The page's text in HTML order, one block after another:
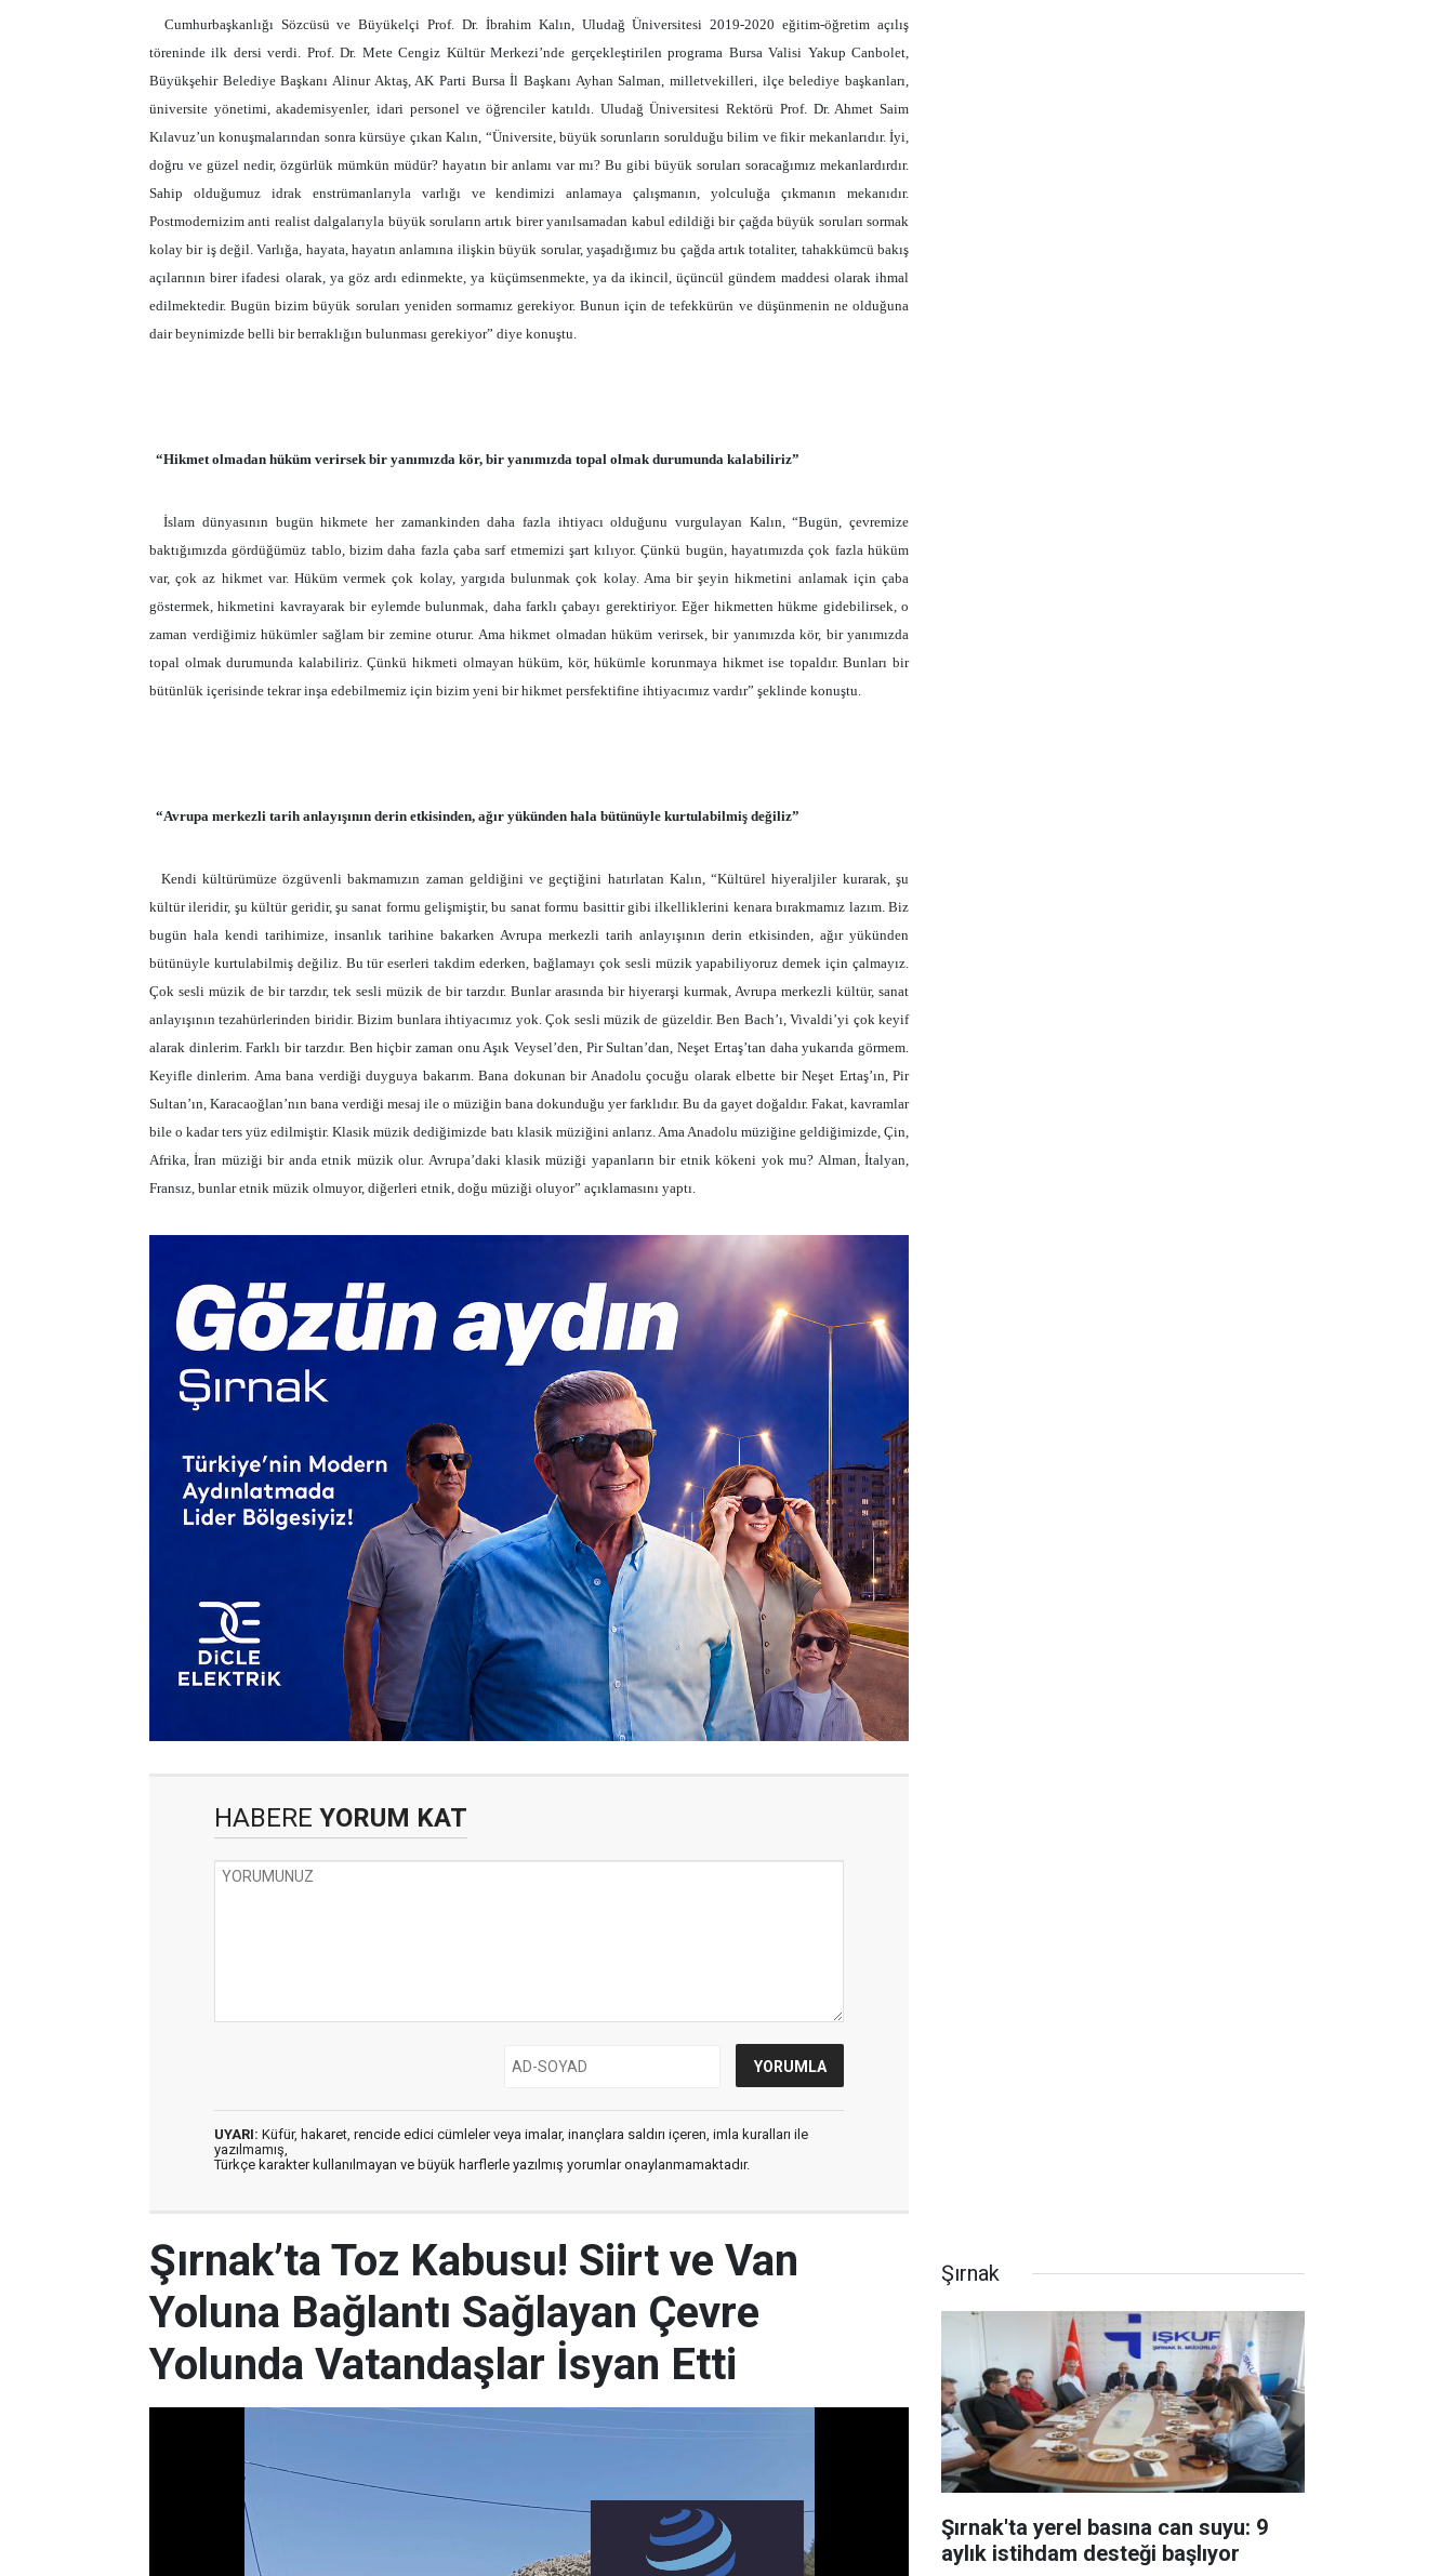
Cumhurbaşkanlığı Sözcüsü ve Büyükelçi Prof. Dr. İbrahim Kalın, Uludağ Üniversitesi 2019-2020 eğitim-öğretim açılış
töreninde ilk dersi verdi. Prof. Dr. Mete Cengiz Kültür Merkezi’nde gerçekleştirilen programa Bursa Valisi Yakup Canbolet,
Büyükşehir Belediye Başkanı Alinur Aktaş, AK Parti Bursa İl Başkanı Ayhan Salman, milletvekilleri, ilçe belediye başkanları,
üniversite yönetimi, akademisyenler, idari personel ve öğrenciler katıldı. Uludağ Üniversitesi Rektörü Prof. Dr. Ahmet Saim
Kılavuz’un konuşmalarından sonra kürsüye çıkan Kalın, “Üniversite, büyük sorunların sorulduğu bilim ve fikir mekanlarıdır. İyi,
doğru ve güzel nedir, özgürlük mümkün müdür? hayatın bir anlamı var mı? Bu gibi büyük soruları soracağımız mekanlardırdır.
Sahip olduğumuz idrak enstrümanlarıyla varlığı ve kendimizi anlamaya çalışmanın, yolculuğa çıkmanın mekanıdır.
Postmodernizim anti realist dalgalarıyla büyük soruların artık birer yanılsamadan kabul edildiği bir çağda büyük soruları sormak
kolay bir iş değil. Varlığa, hayata, hayatın anlamına ilişkin büyük sorular, yaşadığımız bu çağda artık totaliter, tahakkümcü bakış
açılarının birer ifadesi olarak, ya göz ardı edinmekte, ya küçümsenmekte, ya da ikincil, üçüncül gündem maddesi olarak ihmal
edilmektedir. Bugün bizim büyük soruları yeniden sormamız gerekiyor. Bunun için de tefekkürün ve düşünmenin ne olduğuna
dair beynimizde belli bir berraklığın bulunması gerekiyor” diye konuştu.
“Hikmet olmadan hüküm verirsek bir yanımızda kör, bir yanımızda topal olmak durumunda kalabiliriz”
İslam dünyasının bugün hikmete her zamankinden daha fazla ihtiyacı olduğunu vurgulayan Kalın, “Bugün, çevremize
baktığımızda gördüğümüz tablo, bizim daha fazla çaba sarf etmemizi şart kılıyor. Çünkü bugün, hayatımızda çok fazla hüküm
var, çok az hikmet var. Hüküm vermek çok kolay, yargıda bulunmak çok kolay. Ama bir şeyin hikmetini anlamak için çaba
göstermek, hikmetini kavrayarak bir eylemde bulunmak, daha farklı çabayı gerektiriyor. Eğer hikmetten hükme gidebilirsek, o
zaman verdiğimiz hükümler sağlam bir zemine oturur. Ama hikmet olmadan hüküm verirsek, bir yanımızda kör, bir yanımızda
topal olmak durumunda kalabiliriz. Çünkü hikmeti olmayan hüküm, kör, hükümle korunmaya hikmet ise topaldır. Bunları bir
bütünlük içerisinde tekrar inşa edebilmemiz için bizim yeni bir hikmet persfektifine ihtiyacımız vardır” şeklinde konuştu.
“Avrupa merkezli tarih anlayışının derin etkisinden, ağır yükünden hala bütünüyle kurtulabilmiş değiliz”
Kendi kültürümüze özgüvenli bakmamızın zaman geldiğini ve geçtiğini hatırlatan Kalın, “Kültürel hiyeraljiler kurarak, şu
kültür ileridir, şu kültür geridir, şu sanat formu gelişmiştir, bu sanat formu basittir gibi ilkelliklerini kenara bırakmamız lazım. Biz
bugün hala kendi tarihimize, insanlık tarihine bakarken Avrupa merkezli tarih anlayışının derin etkisinden, ağır yükünden
bütünüyle kurtulabilmiş değiliz. Bu tür eserleri takdim ederken, bağlamayı çok sesli müzik yapabiliyoruz demek için çalmayız.
Çok sesli müzik de bir tarzdır, tek sesli müzik de bir tarzdır. Bunlar arasında bir hiyerarşi kurmak, Avrupa merkezli kültür, sanat
anlayışının tezahürlerinden biridir. Bizim bunlara ihtiyacımız yok. Çok sesli müzik de güzeldir. Ben Bach’ı, Vivaldi’yi çok keyif
alarak dinlerim. Farklı bir tarzdır. Ben hiçbir zaman onu Aşık Veysel’den, Pir Sultan’dan, Neşet Ertaş’tan daha yukarıda görmem.
Keyifle dinlerim. Ama bana verdiği duyguya bakarım. Bana dokunan bir Anadolu çocuğu olarak elbette bir Neşet Ertaş’ın, Pir
Sultan’ın, Karacaoğlan’nın bana verdiği mesaj ile o müziğin bana dokunduğu yer farklıdır. Bu da gayet doğaldır. Fakat, kavramlar
bile o kadar ters yüz edilmiştir. Klasik müzik dediğimizde batı klasik müziğini anlarız. Ama Anadolu müziğine geldiğimizde, Çin,
Afrika, İran müziği bir anda etnik müzik olur. Avrupa’daki klasik müziği yapanların bir etnik kökeni yok mu? Alman, İtalyan,
Fransız, bunlar etnik müzik olmuyor, diğerleri etnik, doğu müziği oluyor” açıklamasını yaptı.
HABERE YORUM KAT
UYARI: Küfür, hakaret, rencide edici cümleler veya imalar, inançlara saldırı içeren, imla kuralları ile
yazılmamış,
Türkçe karakter kullanılmayan ve büyük harflerle yazılmış yorumlar onaylanmamaktadır.
Şırnak’ta Toz Kabusu! Siirt ve Van
Yoluna Bağlantı Sağlayan Çevre
Yolunda Vatandaşlar İsyan Etti
Şırnak
Şırnak'ta yerel basına can suyu: 9
aylık istihdam desteği başlıyor